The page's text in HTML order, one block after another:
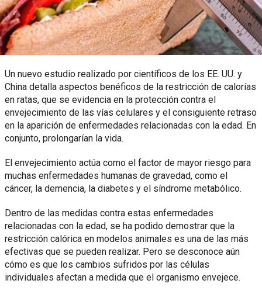
Un nuevo estudio realizado por científicos de los EE. UU. y
China detalla aspectos benéficos de la restricción de calorías
en ratas, que se evidencia en la protección contra el
envejecimiento de las vías celulares y el consiguiente retraso
en la aparición de enfermedades relacionadas con la edad. En
conjunto, prolongarían la vida.
El envejecimiento actúa como el factor de mayor riesgo para
muchas enfermedades humanas de gravedad, como el
cáncer, la demencia, la diabetes y el síndrome metabólico.
Dentro de las medidas contra estas enfermedades
relacionadas con la edad, se ha podido demostrar que la
restricción calórica en modelos animales es una de las más
efectivas que se pueden realizar. Pero se desconoce aún
cómo es que los cambios sufridos por las células
individuales afectan a medida que el organismo envejece.